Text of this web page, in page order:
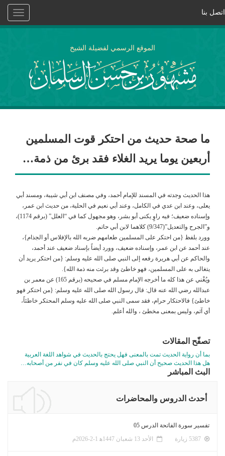
Toggle
اتصل بنا
الموقع الرسمي لفضيلة الشيخ
ما صحة حديث من احتكر قوت المسلمين
أربعين يوما يريد الغلاء فقد برئ من ذمة…
هذا الحديث وجدته في المسند للإمام أحمد، وفي مصنف ابن أبي شيبة، ومسند أبي
يعلى، وعند ابن عدي في الكامل، وعند أبي نعيم في الحلية، من حديث ابن عمر،
وإسناده ضعيف؛ فيه راوٍ يكنى أبو بشر، وهو مجهول كما في “العلل” (برقم 1174)،
و”الجرح والتعديل”(9/347) كلاهما لابن أبي حاتم.
وورد بلفظ {من احتكر على المسلمين طعامهم ضربه الله بالإفلاس أو الجذام}،
عند أحمد عن ابن عمر، وإسناده ضعيف، وورد أيضاً بإسناد ضعيف عند أحمد،
والحاكم عن أبي هريرة رفعه إلى النبي صلى الله عليه وسلم: {من احتكر يريد أن
يتغالى به على المسلمين، فهو خاطئ وقد برئت منه ذمة الله}.
ويُغْني عن هذا كله ما أخرجه الإمام مسلم في صحيحه (برقم 165) عن معمر بن
عبدالله رضي الله عنه قال: قال رسول الله صلى الله عليه وسلم: {من احتكر فهو
خاطئ} فالاحتكار حرام، فقد سمى النبي صلى الله عليه وسلم المحتكر خاطئاً،
أي آثم، وليس بمعنى مخطئ ، والله أعلم.
تصفّح المقالات
بما أن رواية الحديث تمت بالمعنى فهل يحتج بالحديث في شواهد اللغة العربية
هل هذا الحديث صحيح أن النبي صلى الله عليه وسلم كان في نفر من أصحابه…
البث المباشر
أحدث الدروس والمحاضرات
تفسير سورة الفاتحة الدرس 05
الأحد 13 شعبان 1447ﻫ 1-2-2026م